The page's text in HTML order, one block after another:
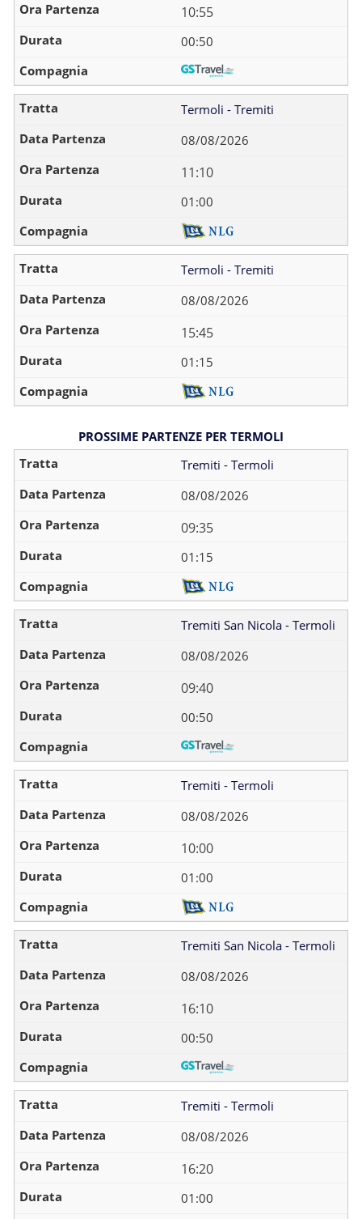
10:55
00:50
Termoli - Tremiti
08/08/2026
11:10
01:00
Termoli - Tremiti
08/08/2026
15:45
01:15
PROSSIME PARTENZE PER TERMOLI
Tremiti - Termoli
08/08/2026
09:35
01:15
Tremiti San Nicola - Termoli
08/08/2026
09:40
00:50
Tremiti - Termoli
08/08/2026
10:00
01:00
Tremiti San Nicola - Termoli
08/08/2026
16:10
00:50
Tremiti - Termoli
08/08/2026
16:20
01:00